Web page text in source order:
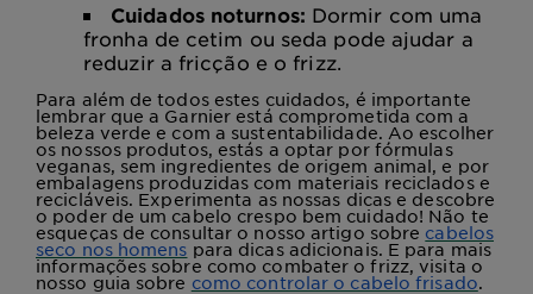
Cuidados noturnos: Dormir com uma
fronha de cetim ou seda pode ajudar a
reduzir a fricção e o frizz.
Para além de todos estes cuidados, é importante
lembrar que a Garnier está comprometida com a
beleza verde e com a sustentabilidade. Ao escolher
os nossos produtos, estás a optar por fórmulas
veganas, sem ingredientes de origem animal, e por
embalagens produzidas com materiais reciclados e
recicláveis. Experimenta as nossas dicas e descobre
o poder de um cabelo crespo bem cuidado! Não te
esqueças de consultar o nosso artigo sobre cabelos
seco nos homens para dicas adicionais. E para mais
informações sobre como combater o frizz, visita o
nosso guia sobre como controlar o cabelo frisado